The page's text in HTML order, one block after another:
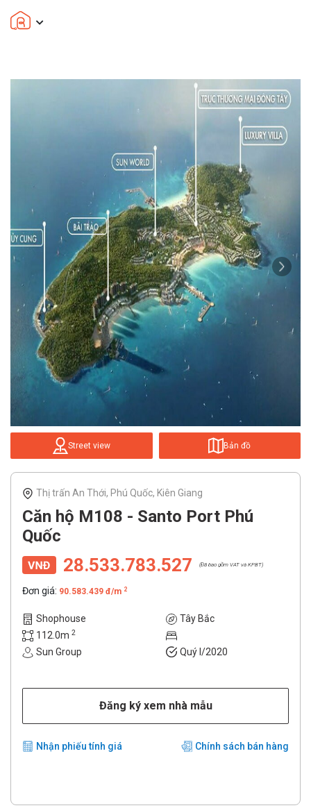
Street view Bản đồ
Thị trấn An Thới, Phú Quốc, Kiên Giang
Căn hộ M108 - Santo Port Phú
Quốc
28.533.783.527 (Đã bao gồm VAT và KPBT)
Đơn giá: 90.583.439 đ/m 2
Shophouse
Tây Bắc
112.0m 2
Sun Group Quý I/2020
Đăng ký xem nhà mẫu
Nhận phiếu tính giá Chính sách bán hàng